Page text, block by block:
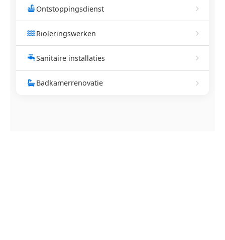
Ontstoppingsdienst
Rioleringswerken
Sanitaire installaties
Badkamerrenovatie